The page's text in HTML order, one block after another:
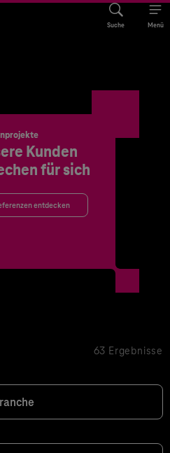
Suche Menü
Kunden
für sich
entdecken
63 Ergebnisse